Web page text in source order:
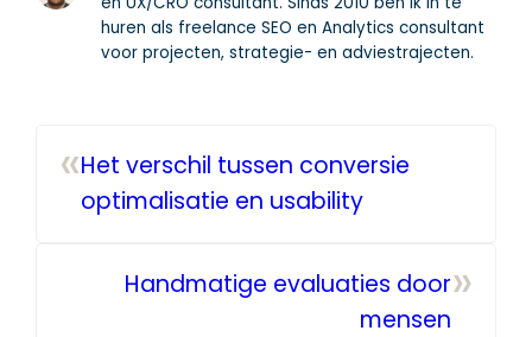
huren als freelance SEO en Analytics consultant
voor projecten, strategie- en adviestrajecten.
«Het verschil tussen conversie
optimalisatie en usability
»
Handmatige evaluaties door
mensen